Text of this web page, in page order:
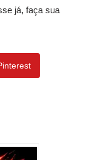
já, faça sua